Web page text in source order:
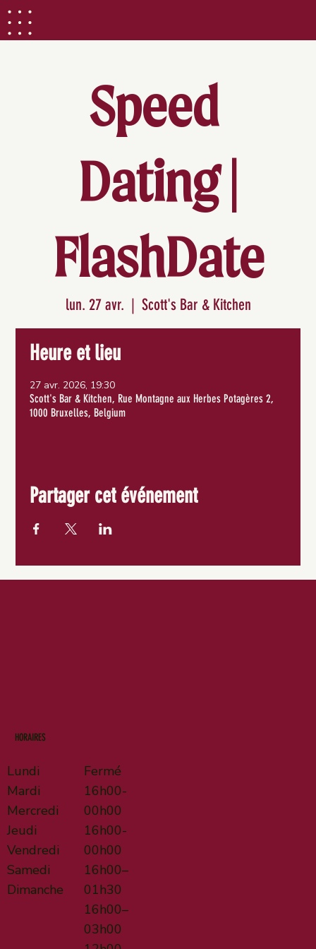
Speed ​​
Dating |
FlashDate
lun. 27 avr.
  |
Scott's Bar & Kitchen
Heure et lieu
27 avr. 2026, 19:30
Scott's Bar & Kitchen, Rue Montagne aux Herbes Potagères 2,
1000 Bruxelles, Belgium
Partager cet événement
Lundi
Mardi
Mercredi
Jeudi
Vendredi
Samedi
Dimanche
HORAIRES
Fermé
16h00-
00h00
16h00-
00h00
16h00–
01h30
16h00–
03h00